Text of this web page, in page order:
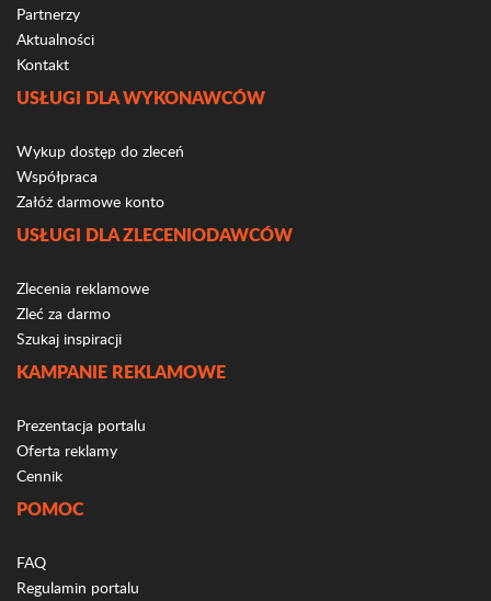
Partnerzy
Aktualności
Kontakt
USŁUGI DLA WYKONAWCÓW
Wykup dostęp do zleceń
Współpraca
Załóż darmowe konto
USŁUGI DLA ZLECENIODAWCÓW
Zlecenia reklamowe
Zleć za darmo
Szukaj inspiracji
KAMPANIE REKLAMOWE
Prezentacja portalu
Oferta reklamy
Cennik
POMOC
FAQ
Regulamin portalu